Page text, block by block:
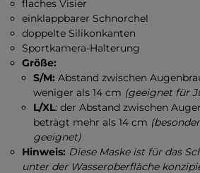
flaches Visier
einklappbarer Schnorchel
doppelte Silikonkanten
Sportkamera-Halterung
Größe:
S/M: Abstand zwischen
weniger als 14 cm (geeignet für
L/XL: der Abstand zwischen
beträgt mehr als 14 cm
geeignet)
Hinweis: Diese Maske ist für das
unter der Wasseroberfläche